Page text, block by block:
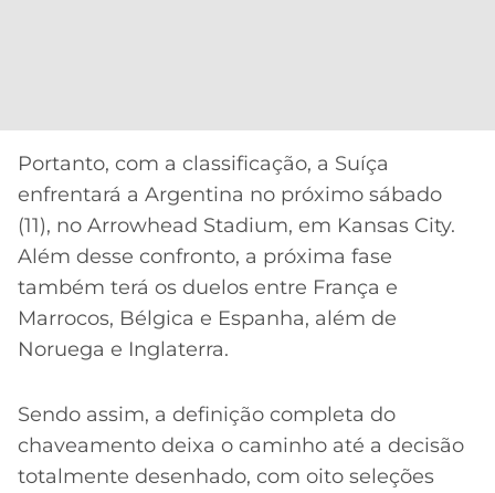
Portanto, com a classificação, a Suíça
enfrentará a Argentina no próximo sábado
(11), no Arrowhead Stadium, em Kansas City.
Além desse confronto, a próxima fase
também terá os duelos entre França e
Marrocos, Bélgica e Espanha, além de
Noruega e Inglaterra.
Sendo assim, a definição completa do
chaveamento deixa o caminho até a decisão
totalmente desenhado, com oito seleções